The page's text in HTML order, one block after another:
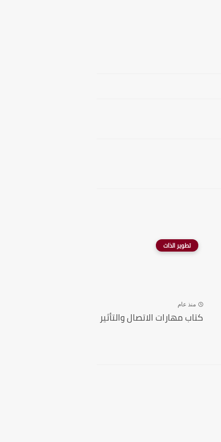
تطوير الذات
منذ عام
كتاب مهارات الاتصال والتأثير